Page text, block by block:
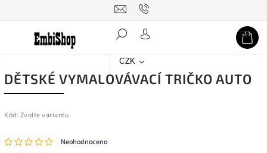
CZK
Hledat
DĚTSKÉ VYMALOVÁVACÍ TRIČKO AUTO
Kód: Zvolte variantu
Neohodnoceno